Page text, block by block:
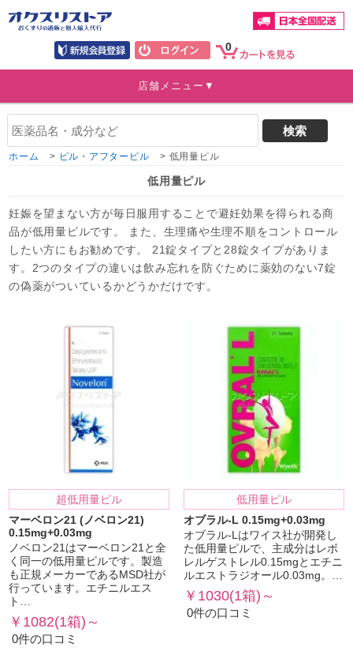
0
店舗メニュー▼
ホーム > ピル・アフターピル > 低用量ピル
低用量ピル
妊娠を望まない方が毎日服用することで避妊効果を得られる商
品が低用量ピルです。 また、生理痛や生理不順をコントロール
したい方にもお勧めです。 21錠タイプと28錠タイプがありま
す。2つのタイプの違いは飲み忘れを防ぐために薬効のない7錠
の偽薬がついているかどうかだけです。
超低用量ピル
マーベロン21 (ノベロン21)
0.15mg+0.03mg
ノベロン21はマーベロン21と全
く同一の低用量ピルです。製造
も正規メーカーであるMSD社が
行っています。エチニルエス
ト…
￥1082(1箱)～
0件の口コミ
低用量ピル
オブラル-L 0.15mg+0.03mg
オブラル-Lはワイス社が開発し
た低用量ピルで、主成分はレボ
レルゲストレル0.15mgとエチニ
ルエストラジオール0.03mg。…
￥1030(1箱)～
0件の口コミ